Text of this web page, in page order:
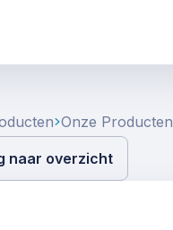
Onze Producten
naar overzicht